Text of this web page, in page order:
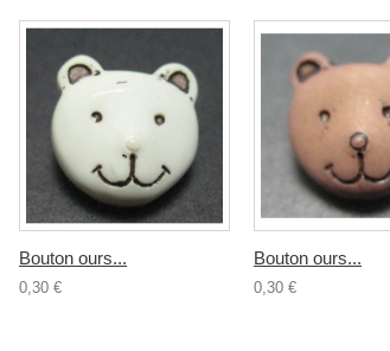
Bouton ours...
0,30 €
Bouton ours...
0,30 €